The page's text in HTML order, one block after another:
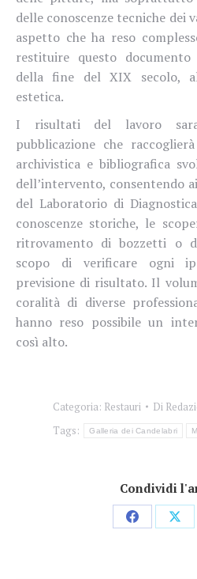
delle conoscenze tecniche dei
aspetto che ha reso
restituire questo
della fine del XIX secolo,
estetica.
I risultati del lavoro
pubblicazione che
archivistica e bibliografica
dell’intervento, consentendo
del Laboratorio di
conoscenze storiche, le
ritrovamento di bozzetti o
scopo di verificare ogni
previsione di risultato. Il
coralità di diverse
hanno reso possibile un
così alto.
Categoria: Restauri Di
Tags:
Galleria dei Candelabri
Condividi
Condividi